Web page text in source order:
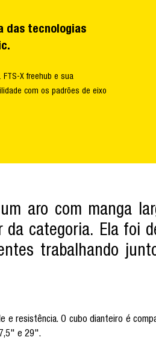
das tecnologias
X freehub e sua
com os padrões de eixo
aro com manga
categoria. Ela foi
trabalhando
resistência. O cubo dianteiro é
e 29".